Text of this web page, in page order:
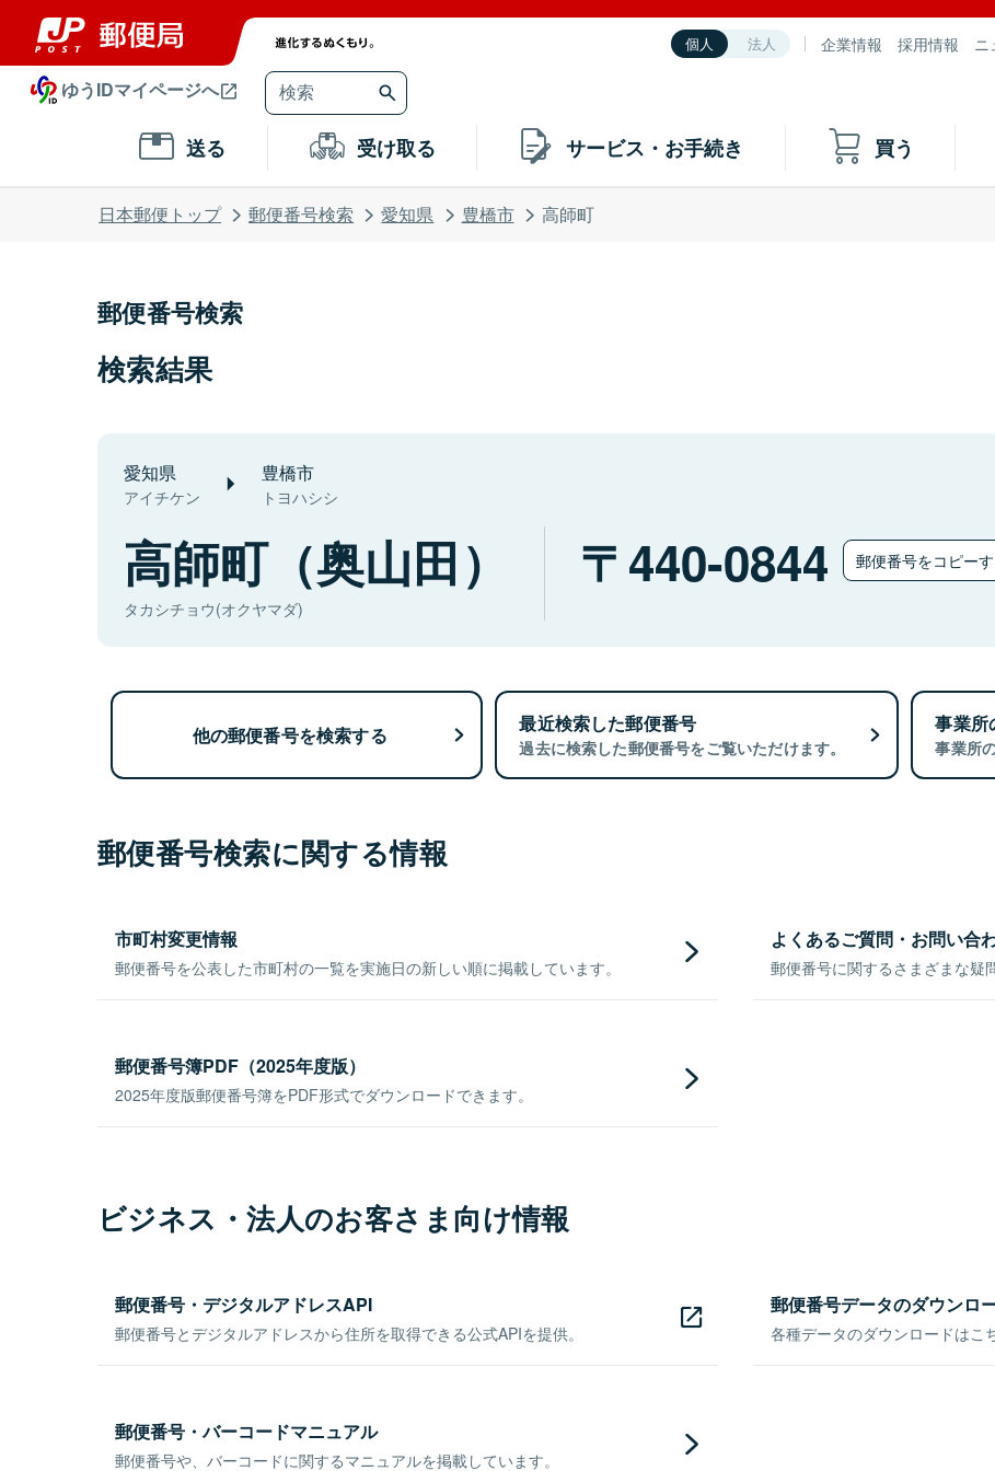
個人 法人 企業情報 採用情報 ニ
ゆうIDマイページへ
送る 受け取る サービス・お手続き 買う
日本郵便トップ 郵便番号検索 愛知県 豊橋市 高師町
郵便番号検索
検索結果
愛知県
アイチケン
豊橋市
トヨハシシ
高師町（奥山田）
タカシチョウ(オクヤマダ)
440-0844 郵便番号をコピー
他の郵便番号を検索する 最近検索した郵便番号
過去に検索した郵便番号をご覧いただけます。
事業所
事業所
郵便番号検索に関する情報
市町村変更情報
郵便番号を公表した市町村の一覧を実施日の新しい順に掲載しています。
よくあるご質問・お問い合
郵便番号に関するさまざまな疑
郵便番号簿PDF（2025年度版）
2025年度版郵便番号簿をPDF形式でダウンロードできます。
ビジネス・法人のお客さま向け情報
郵便番号・デジタルアドレスAPI
郵便番号とデジタルアドレスから住所を取得できる公式APIを提供。
郵便番号データのダウンロ
各種データのダウンロードはこ
郵便番号・バーコードマニュアル
郵便番号や、バーコードに関するマニュアルを掲載しています。